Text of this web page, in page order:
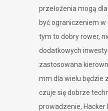
przełożenia mogą
być ograniczeniem
tym to dobry rower,
dodatkowych
zastosowana
mm dla wielu będzie
czuje się dobrze
prowadzenie, Hacker